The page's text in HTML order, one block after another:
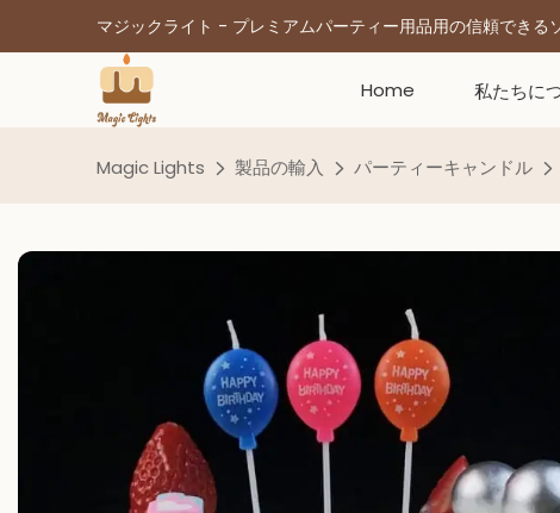
マジックライト - プレミアムパーティー用品用の信頼できる
Home 私たちに
Magic Lights 製品の輸入 パーティーキャンドル